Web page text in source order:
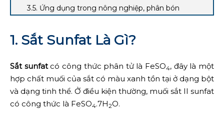
3.5. Ứng dụng trong nông nghiệp, phân bón
1. Sắt Sunfat Là Gì?
Sắt sunfatcó công thức phân tử là FeSO4, đây là một
hợp chất muối của sắt có màu xanh tồn tại ở dạng bột
và dạng tinh thể. Ở điều kiện thường, muối sắt II sunfat
có công thức là FeSO4.7H2O.